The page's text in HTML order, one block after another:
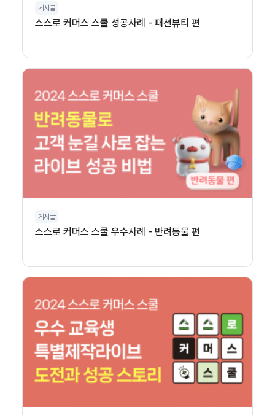
게시글
스스로 커머스 스쿨 성공사례 - 패션뷰티 편
게시글
스스로 커머스 스쿨 우수사례 - 반려동물 편